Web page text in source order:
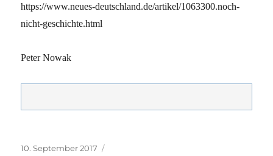
https://www.neues-deutschland.de/artikel/1063300.noch-
nicht-geschichte.html
Peter Nowak
Veröffentlicht
10. September 2017